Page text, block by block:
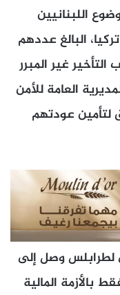
اللبنانيين
البالغ عددهم
التأخير غير المبرر
العامة للأمن
لتأمين عودتهم
لطرابلس وصل إلى
بالأزمة المالية